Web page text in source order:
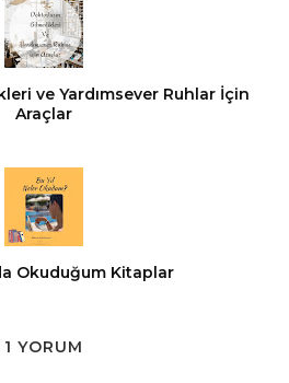
ve Yardımsever Ruhlar İçin
Araçlar
Okuduğum Kitaplar
1 YORUM